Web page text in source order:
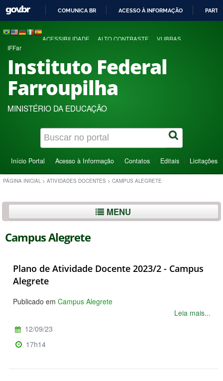
COMUNICA BR ACESSO À INFORMAÇÃO
ACESSIBILIDADE ALTO CONTRASTE VLIBRAS
IFFar
Instituto Federal
Farroupilha
MINISTÉRIO DA EDUCAÇÃO
Início Portal Acesso à Informação Contatos Editais Licitações
PÁGINA INICIAL > ATIVIDADES DOCENTES > CAMPUS ALEGRETE
MENU
Campus Alegrete
Plano de Atividade Docente 2023/2 - Campus
Alegrete
Publicado em Campus Alegrete
Leia mais...
12/09/23
17h14